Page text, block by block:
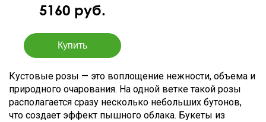
5160 руб.
Кустовые розы — это воплощение нежности, объема и
природного очарования. На одной ветке такой розы
располагается сразу несколько небольших бутонов,
что создает эффект пышного облака. Букеты из